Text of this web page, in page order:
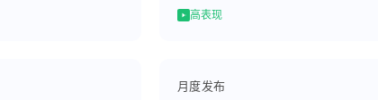
高表现
月度发布